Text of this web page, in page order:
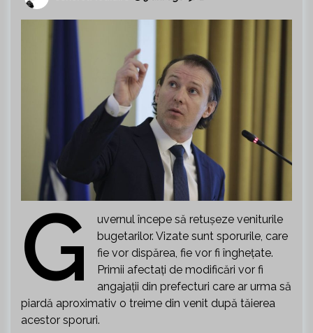
G
uvernul începe să retușeze veniturile
bugetarilor. Vizate sunt sporurile, care
fie vor dispărea, fie vor fi înghețate.
Primii afectați de modificări vor fi
angajații din prefecturi care ar urma să
piardă aproximativ o treime din venit după tăierea
acestor sporuri.